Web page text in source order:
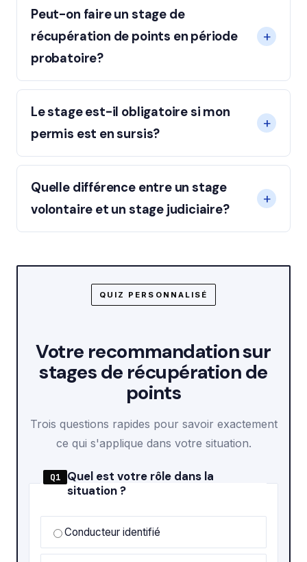
Peut-on faire un stage de
récupération de points en période
probatoire?
Le stage est-il obligatoire si mon
permis est en sursis?
Quelle différence entre un stage
volontaire et un stage judiciaire?
QUIZ PERSONNALISÉ
Votre recommandation sur
stages de récupération de
points
Trois questions rapides pour savoir exactement
ce qui s'applique dans votre situation.
Q1
Quel est votre rôle dans la
situation ?
Conducteur identifié